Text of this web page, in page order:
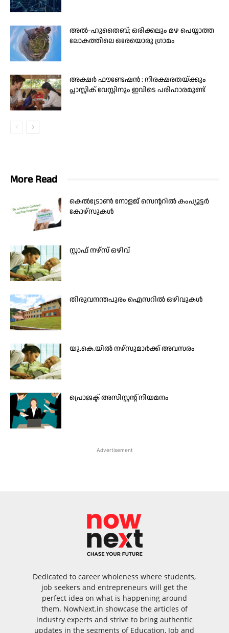
അൽ-ഹുതൈബ്; ഒരിക്കലും മഴ പെയ്യാത്ത
ലോകത്തിലെ ഒരേയൊരു ഗ്രാമം
അക്ഷർ ഫൗണ്ടേഷൻ : നിരക്ഷരതയ്ക്കും
പ്ലാസ്റ്റിക് വേസ്റ്റിനും ഇവിടെ പരിഹാരമുണ്ട്
More Read
കെല്‍ട്രോണ്‍ നോളജ് സെന്ററില്‍ കംപ്യൂട്ടര്‍
കോഴ്‌സുകള്‍
സ്റ്റാഫ് നഴ്സ് ഒഴിവ്
തിരുവനന്തപുരം ഐസറിൽ ഒഴിവുകൾ
യു.കെ.യിൽ നഴ്‌സുമാർക്ക് അവസരം
പ്രൊജക്ട് അസിസ്റ്റന്റ് നിയമനം
Advertisement
Dedicated to career wholeness where students,
job seekers and entrepreneurs will get the
perfect idea on what is happening around
them. NowNext.in showcase the articles of
industry experts and strive to bring authentic
updates in the segments of Education, Job and